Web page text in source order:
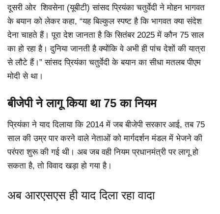
दूसरी ओर शिवसेना (यूबीटी) सांसद प्रियंका चतुर्वेदी ने मोहन भागवत
के बयान को लेकर कहा, “यह बिल्कुल स्पष्ट है कि भागवत क्या संदेश
देना चाहते हैं। पूरा देश जानता है कि सितंबर 2025 में कौन 75 साल
का हो रहा है। दुनिया जानती है क्योंकि वे अभी ही पांच देशों की यात्रा
से लौटे हैं।” सांसद प्रियंका चतुर्वेदी के बयान का सीधा मतलब पीएम
मोदी से था।
बीजेपी ने लागू किया था 75 का नियम
प्रियंका ने याद दिलाया कि 2014 में जब बीजेपी सरकार आई, तब 75
साल की उम्र पार करने वाले नेताओं को मार्गदर्शन मंडल में भेजने की
परंपरा शुरू की गई थी। अब जब वही नियम प्रधानमंत्री पर लागू हो
सकता है, तो विवाद खड़ा हो गया है।
अब आरएसएस ही याद दिला रहा वादा